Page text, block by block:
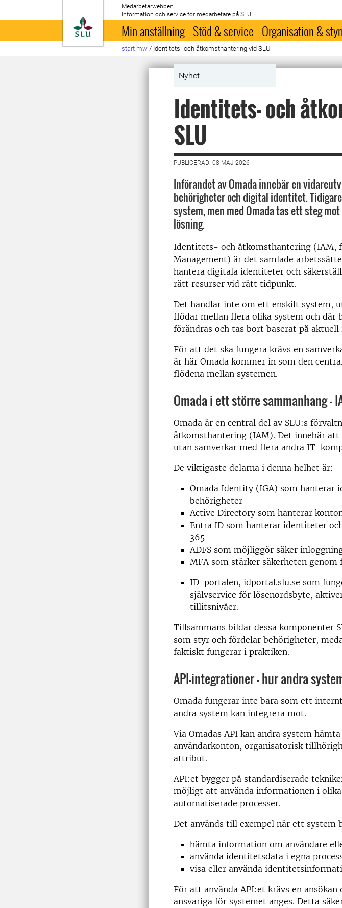
Till startsida
Medarbetarwebben
Information och service för medarbetare på SLU
Min anställning Stöd & service Organisation &
start mw / Identitets- och åtkomsthantering vid SLU
Nyhet
Identitets- och
SLU
PUBLICERAD: 08 MAJ 2026
Införandet av Omada innebär en
behörigheter och digital identitet.
system, men med Omada tas ett steg
lösning.
Identitets- och åtkomsthantering (IAM,
Management) är det samlade
hantera digitala identiteter och
rätt resurser vid rätt tidpunkt.
Det handlar inte om ett enskilt system,
flödar mellan flera olika system och där
förändras och tas bort baserat på
För att det ska fungera krävs en
är här Omada kommer in som den
flödena mellan systemen.
Omada i ett större sammanhang –
Omada är en central del av SLU:s
åtkomsthantering (IAM). Det innebär
utan samverkar med flera andra IT-
De viktigaste delarna i denna helhet är:
Omada Identity (IGA) som hanterar
behörigheter
Active Directory som hanterar
Entra ID som hanterar identiteter
365
ADFS som möjliggör säker
MFA som stärker säkerheten
ID-portalen, idportal.slu.se som
självservice för lösenordsbyte,
tillitsnivåer.
Tillsammans bildar dessa komponenter
som styr och fördelar behörigheter,
faktiskt fungerar i praktiken.
API-integrationer – hur andra
Omada fungerar inte bara som ett
andra system kan integrera mot.
Via Omadas API kan andra system
användarkonton, organisatorisk
attribut.
API:et bygger på standardiserade
möjligt att använda informationen i
automatiserade processer.
Det används till exempel när ett system
hämta information om användare
använda identitetsdata i egna
visa eller använda
För att använda API:et krävs en
ansvariga för systemet anges. Detta